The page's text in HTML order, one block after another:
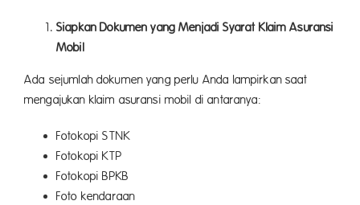
Siapkan Dokumen yang Menjadi Syarat Klaim Asuransi
Mobil
Ada sejumlah dokumen yang perlu Anda lampirkan saat
mengajukan klaim asuransi mobil di antaranya:
Fotokopi STNK
Fotokopi KTP
Fotokopi BPKB
Foto kendaraan